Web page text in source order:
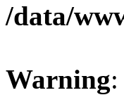
/data/
Warning